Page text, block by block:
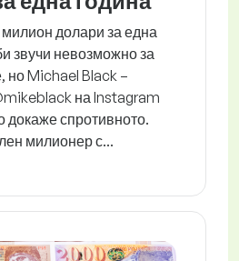
долари за една
звучи невозможно за
но Michael Black –
на Instagram
докаже спротивното.
милионер с...